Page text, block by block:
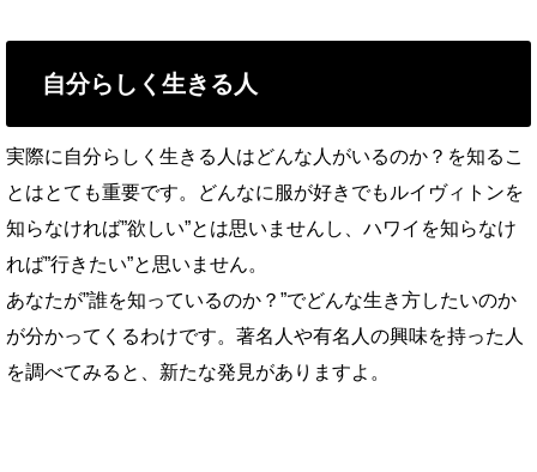
自分らしく生きる人
実際に自分らしく生きる人はどんな人がいるのか？を知るこ
とはとても重要です。どんなに服が好きでもルイヴィトンを
知らなければ”欲しい”とは思いませんし、ハワイを知らなけ
れば”行きたい”と思いません。
あなたが”誰を知っているのか？”でどんな生き方したいのか
が分かってくるわけです。著名人や有名人の興味を持った人
を調べてみると、新たな発見がありますよ。